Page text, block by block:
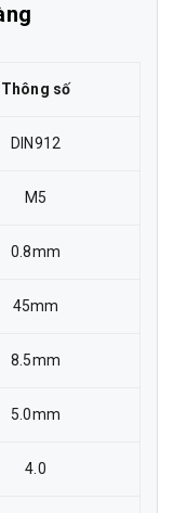
Thông số
DIN912
M5
0.8mm
45mm
8.5mm
5.0mm
4.0